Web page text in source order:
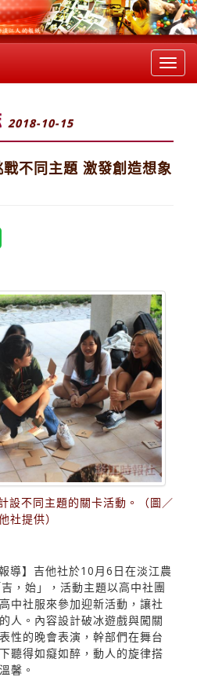
2018-10-15
戰不同主題 激發創造想象
設不同主題的關卡活動。（圖／
社提供）
導】吉他社於10月6日在淡江農
，始」，活動主題以高中社團
中社服來參加迎新活動，讓社
人。內容設計破冰遊戲與闖關
性的晚會表演，幹部們在舞台
聽得如癡如醉，動人的旋律搭
馨。